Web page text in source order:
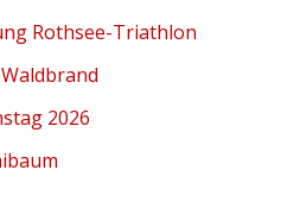
Rothsee-Triathlon
2026